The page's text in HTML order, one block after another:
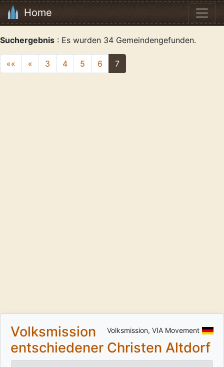
Home
Suchergebnis : Es wurden 34 Gemeindengefunden.
«« « 3 4 5 6 7
Volksmission, VIA Movement
Volksmission
entschiedener Christen Altdorf